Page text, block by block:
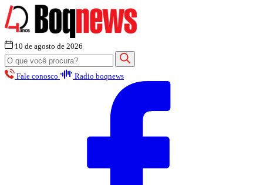
10 de agosto de 2026
Fale conosco Radio boqnews